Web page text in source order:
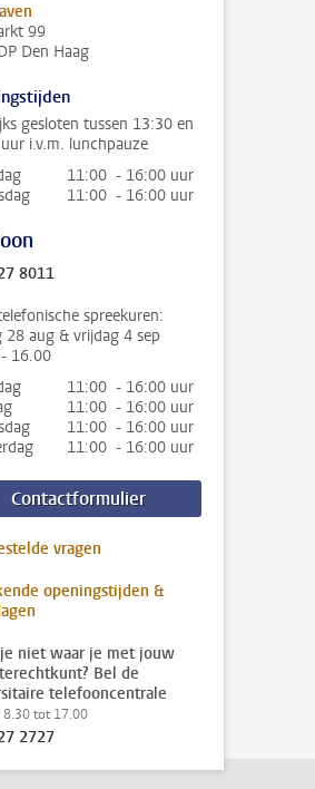
99
Den Haag
gesloten tussen 13:30 en
i.v.m. lunchpauze
11:00 - 16:00 uur
11:00 - 16:00 uur
8011
spreekuren:
28 aug & vrijdag 4 sep
16.00
11:00 - 16:00 uur
11:00 - 16:00 uur
11:00 - 16:00 uur
11:00 - 16:00 uur
Contactformulier
vragen
openingstijden &
niet waar je met jouw
Bel de
telefooncentrale
8.30 tot 17.00
2727